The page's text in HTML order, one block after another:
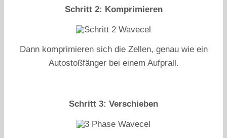
Schritt 2: Komprimieren
Dann komprimieren sich die Zellen, genau wie ein
Autostoßfänger bei einem Aufprall.
Schritt 3: Verschieben